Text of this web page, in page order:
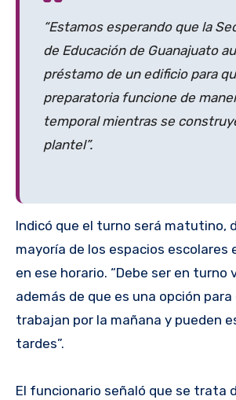
“Estamos esperando que la
de Educación de Guanajuato
préstamo de un edificio para
preparatoria funcione de
temporal mientras se
plantel”.
Indicó que el turno será matutino,
mayoría de los espacios escolares
en ese horario. “Debe ser en turno
además de que es una opción para
trabajan por la mañana y pueden
tardes”.
El funcionario señaló que se trata